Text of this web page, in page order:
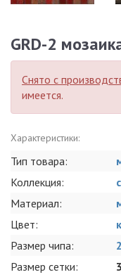
GRD-2
Снято с
имеется.
Характеристики:
Тип товара:
Коллекция:
Материал:
Цвет:
Размер чипа:
Размер сетки: